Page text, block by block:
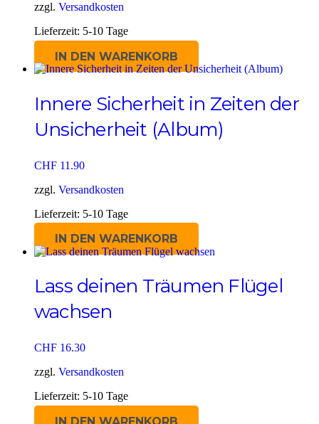
zzgl. Versandkosten
Lieferzeit: 5-10 Tage
IN DEN WARENKORB
Innere Sicherheit in Zeiten der
Unsicherheit (Album)
CHF 11.90
zzgl. Versandkosten
Lieferzeit: 5-10 Tage
IN DEN WARENKORB
Lass deinen Träumen Flügel
wachsen
CHF 16.30
zzgl. Versandkosten
Lieferzeit: 5-10 Tage
IN DEN WARENKORB